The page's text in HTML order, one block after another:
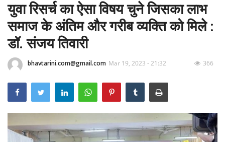
Home
संपर्क करें
Contact
हमारे बारे मेंं
देश
दुनिया
युवा रिसर्च का ऐसा विषय चुने जिसका लाभ
समाज के अंतिम और गरीब व्यक्ति को मिले :
डॉ. संजय तिवारी
bhavtarini.com@gmail.com Mar 19, 2023 - 21:32 366